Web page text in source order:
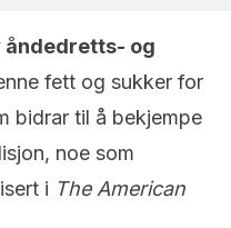
åndedretts- og
fett og sukker for
bidrar til å bekjempe
noe som
i The American